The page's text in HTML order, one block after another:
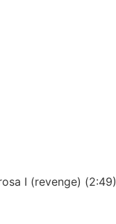
I (revenge) (2:49)